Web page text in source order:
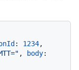
: 1234
, body: